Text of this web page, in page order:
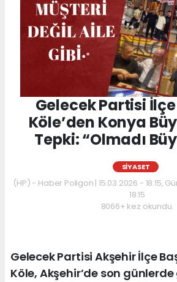
Gelecek Partisi
Köle’den Konya
Tepki: “Olmadı
SIYASET
(HP) - Haber Poligon | 15.03.2026 - 18:15,
18:15
8066+ kez okundu.
Gelecek Partisi Akşehir İlçe
Köle, Akşehir’de son